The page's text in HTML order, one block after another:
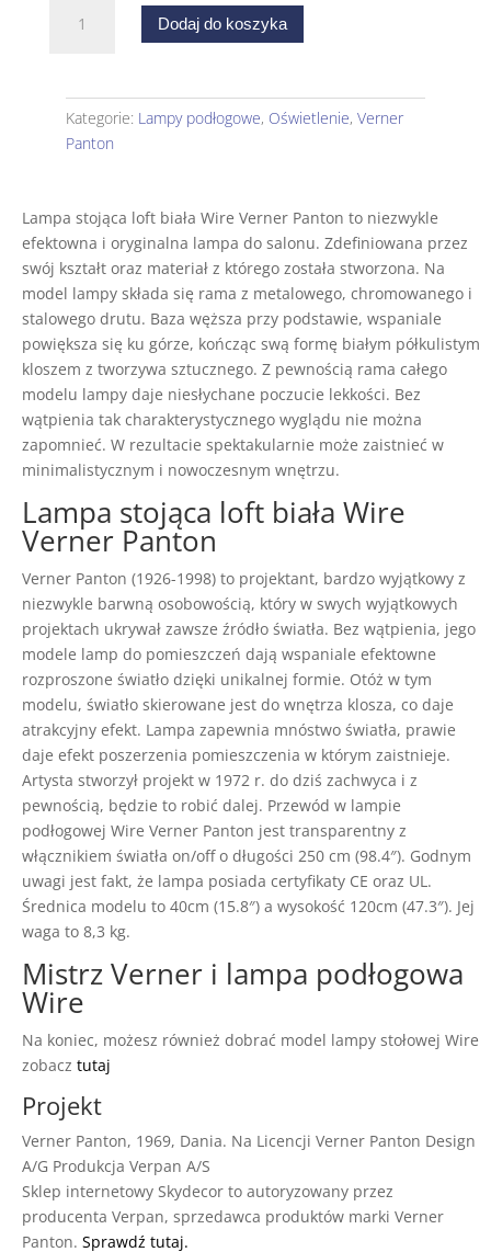
Lampa
Dodaj do koszyka
Kategorie: Lampy podłogowe, Oświetlenie, Verner
Panton
Lampa stojąca loft biała Wire Verner Panton to niezwykle
efektowna i oryginalna lampa do salonu. Zdefiniowana przez
swój kształt oraz materiał z którego została stworzona. Na
model lampy składa się rama z metalowego, chromowanego i
stalowego drutu. Baza węższa przy podstawie, wspaniale
powiększa się ku górze, kończąc swą formę białym półkulistym
kloszem z tworzywa sztucznego. Z pewnością rama całego
modelu lampy daje niesłychane poczucie lekkości. Bez
wątpienia tak charakterystycznego wyglądu nie można
zapomnieć. W rezultacie spektakularnie może zaistnieć w
minimalistycznym i nowoczesnym wnętrzu.
Lampa stojąca loft biała Wire
Verner Panton
Verner Panton (1926-1998) to projektant, bardzo wyjątkowy z
niezwykle barwną osobowością, który w swych wyjątkowych
projektach ukrywał zawsze źródło światła. Bez wątpienia, jego
modele lamp do pomieszczeń dają wspaniale efektowne
rozproszone światło dzięki unikalnej formie. Otóż w tym
modelu, światło skierowane jest do wnętrza klosza, co daje
atrakcyjny efekt. Lampa zapewnia mnóstwo światła, prawie
daje efekt poszerzenia pomieszczenia w którym zaistnieje.
Artysta stworzył projekt w 1972 r. do dziś zachwyca i z
pewnością, będzie to robić dalej. Przewód w lampie
podłogowej Wire Verner Panton jest transparentny z
włącznikiem światła on/off o długości 250 cm (98.4″). Godnym
uwagi jest fakt, że lampa posiada certyfikaty CE oraz UL.
Średnica modelu to 40cm (15.8″) a wysokość 120cm (47.3″). Jej
waga to 8,3 kg.
Mistrz Verner i lampa podłogowa
Wire
Na koniec, możesz również dobrać model lampy stołowej Wire
zobacz tutaj
Projekt
Verner Panton, 1969, Dania. Na Licencji Verner Panton Design
A/G Produkcja Verpan A/S
Sklep internetowy Skydecor to autoryzowany przez
producenta Verpan, sprzedawca produktów marki Verner
Panton. Sprawdź tutaj.